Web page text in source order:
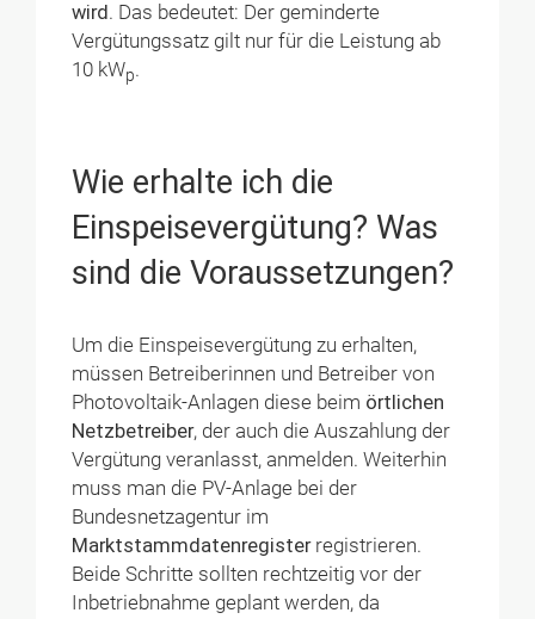
wird . Das bedeutet: Der geminderte
Vergütungssatz gilt nur für die Leistung ab
10 kWp.
Wie erhalte ich die
Einspeisevergütung? Was
sind die Voraussetzungen?
Um die Einspeisevergütung zu erhalten,
müssen Betreiberinnen und Betreiber von
Photovoltaik-Anlagen diese beim örtlichen
Netzbetreiber, der auch die Auszahlung der
Vergütung veranlasst, anmelden. Weiterhin
muss man die PV-Anlage bei der
Bundesnetzagentur im
Marktstammdatenregisterregistrieren.
Beide Schritte sollten rechtzeitig vor der
Inbetriebnahme geplant werden, da